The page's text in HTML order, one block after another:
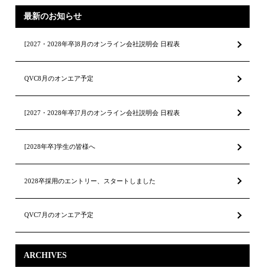
最新のお知らせ
[2027・2028年卒]8月のオンライン会社説明会 日程表
QVC8月のオンエア予定
[2027・2028年卒]7月のオンライン会社説明会 日程表
[2028年卒]学生の皆様へ
2028卒採用のエントリー、スタートしました
QVC7月のオンエア予定
ARCHIVES